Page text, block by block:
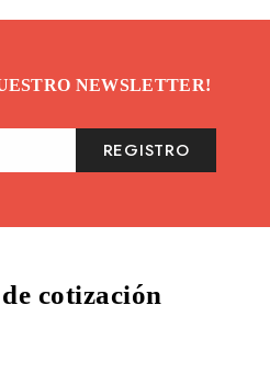
NEWSLETTER!
REGISTRO
cotización